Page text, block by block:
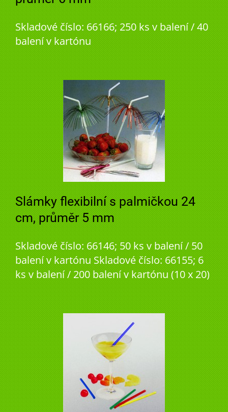
Skladové číslo: 66166; 250 ks v balení / 40
balení v kartónu
Slámky flexibilní s palmičkou 24
cm, průměr 5 mm
Skladové číslo: 66146; 50 ks v balení / 50
balení v kartónu Skladové číslo: 66155; 6
ks v balení / 200 balení v kartónu (10 x 20)